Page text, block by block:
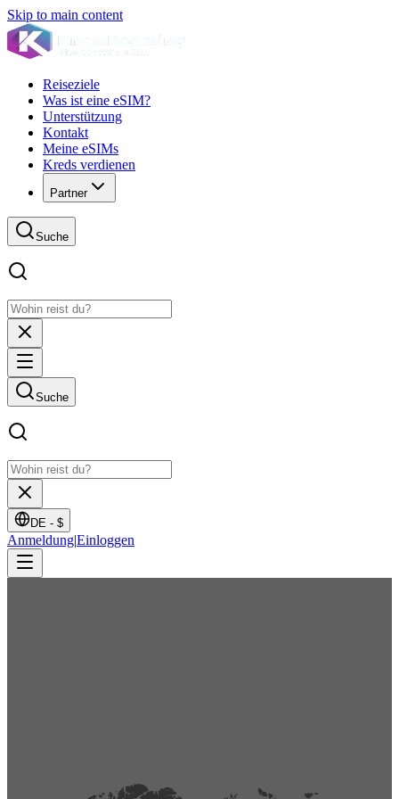
Skip to main content
Reiseziele
Was ist eine eSIM?
Unterstützung
Kontakt
Meine eSIMs
Kreds verdienen
Partner
Suche
Suche
DE - $
Anmeldung|Einloggen